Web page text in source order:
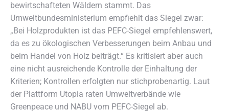
bewirtschafteten Wäldern stammt. Das
Umweltbundesministerium empfiehlt das Siegel zwar:
„Bei Holzprodukten ist das PEFC-Siegel empfehlenswert,
da es zu ökologischen Verbesserungen beim Anbau und
beim Handel von Holz beiträgt.“ Es kritisiert aber auch
eine nicht ausreichende Kontrolle der Einhaltung der
Kriterien; Kontrollen erfolgten nur stichprobenartig. Laut
der Plattform Utopia raten Umweltverbände wie
Greenpeace und NABU vom PEFC-Siegel ab.